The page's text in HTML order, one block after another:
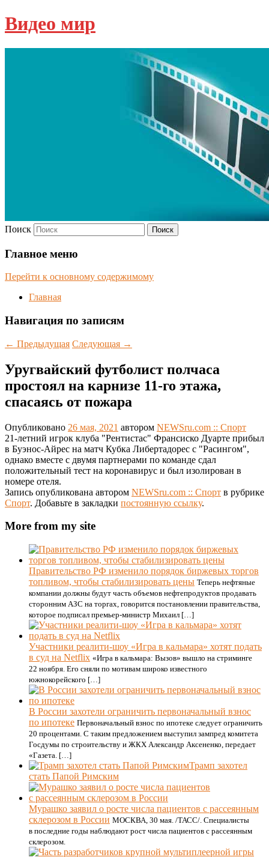
Видео мир
Поиск
Главное меню
Перейти к основному содержимому
Главная
Навигация по записям
← Предыдущая Следующая →
Уругвайский футболист полчаса
простоял на карнизе 11-го этажа,
спасаясь от пожара
Опубликовано 26 мая, 2021 автором NEWSru.com :: Спорт
21-летний игрок клуба "Рентистас" Франсиско Дуарте прибыл
в Буэнос-Айрес на матч Кубка Либертадорес с "Расингом",
однако вместе с двумя партнерами по команде сдал
положительный тест на коронавирус и был изолирован в
номере отеля.
Запись опубликована автором NEWSru.com :: Спорт в рубрике
Спорт. Добавьте в закладки постоянную ссылку.
More from my site
Правительство РФ изменило порядок биржевых торгов
топливом, чтобы стабилизировать цены Теперь нефтяные
компании должны будут часть объемов нефтепродуктов продавать
сторонним АЗС на торгах, говорится постановлении правительства,
которое подписал премьер-министр Михаил […]
Участники реалити-шоу «Игра в кальмара» хотят подать
в суд на Netflix «Игра в кальмара: Вызов» вышло на стриминге
22 ноября. Его сняли по мотивам широко известного
южнокорейского […]
В России захотели ограничить первоначальный взнос
по ипотеке Первоначальный взнос по ипотеке следует ограничить
20 процентами. С таким предложением выступил зампред комитета
Госдумы по строительству и ЖКХ Александр Аксененко, передает
«Газета. […]
Трамп захотел
стать Папой Римским
Мурашко заявил о росте числа пациентов с рассеянным
склерозом в России МОСКВА, 30 мая. /ТАСС/. Специалисты
в последние годы наблюдают рост числа пациентов с рассеянным
склерозом.